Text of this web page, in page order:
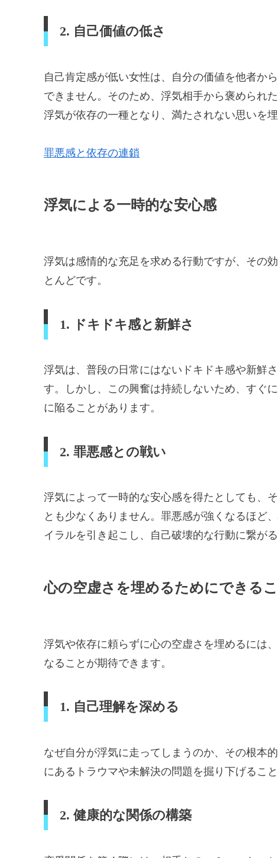
2. 自己価値の低さ
自己肯定感が低い女性は、自分の価値を他者か
できません。そのため、浮気相手から褒められ
浮気が依存の一種となり、満たされない思いを
罪悪感と依存の連鎖
浮気による一時的な安心感
浮気は感情的な充足を求める行動ですが、その
とんどです。
1. ドキドキ感と新鮮さ
浮気は、普段の日常にはないドキドキ感や新鮮
す。しかし、この興奮は持続しないため、すぐ
に陥ることがあります。
2. 罪悪感との戦い
浮気によって一時的な安心感を得たとしても、
とも少なくありません。罪悪感が強くなるほど
イラルを引き起こし、自己破壊的な行動に繋がる
心の空虚さを埋めるためにできる
浮気や依存に頼らずに心の空虚さを埋めるには
なることが期待できます。
1. 自己理解を深める
なぜ自分が浮気に走ってしまうのか、その根本
にあるトラウマや未解決の問題を掘り下げるこ
2. 健康的な関係の構築